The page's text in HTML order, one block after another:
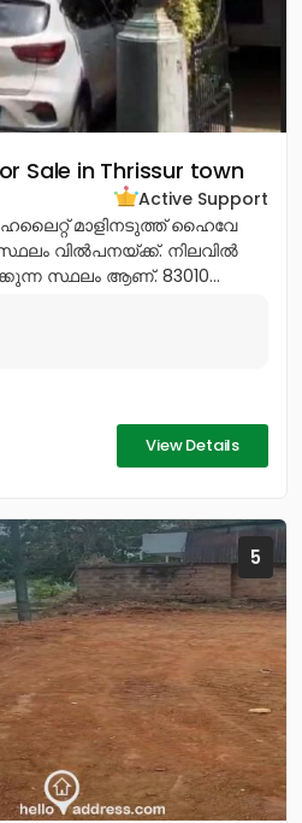
Sale in Thrissur town
Active Support
മാളിനടുത്ത് ഹൈവേ
വിൽപനയ്ക്ക്. നിലവിൽ
സ്ഥലം ആണ്. 83010...
View Details
5